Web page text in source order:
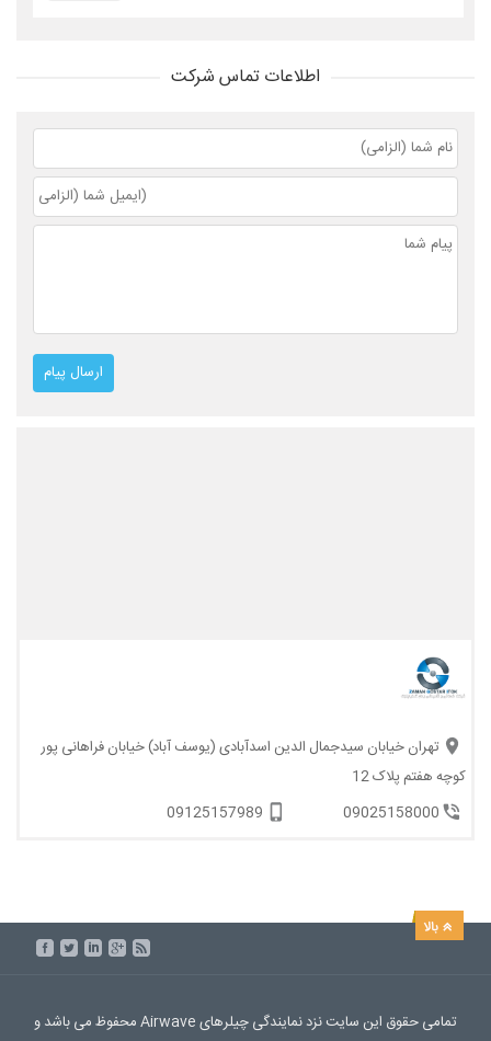
اطلاعات تماس شرکت
تهران خیابان سیدجمال الدین اسدآبادی (یوسف آباد) خیابان فراهانی پور
کوچه هفتم پلاک 12
09025158000
09125157989
تمامی حقوق این سایت نزد نمایندگی چیلرهای Airwave محفوظ می باشد و